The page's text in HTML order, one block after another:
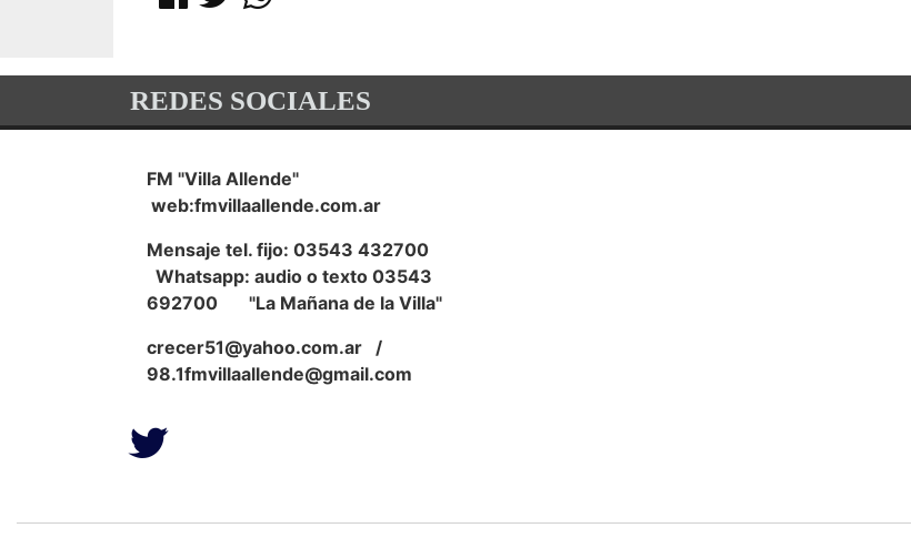
REDES SOCIALES
FM "Villa Allende"
web:fmvillaallende.com.ar
Mensaje tel. fijo: 03543 432700
Whatsapp: audio o texto 03543
692700 "La Mañana de la Villa"
crecer51@yahoo.com.ar /
98.1fmvillaallende@gmail.com